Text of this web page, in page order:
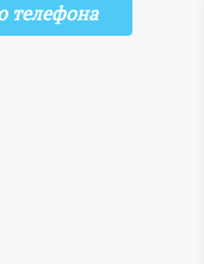
телефона